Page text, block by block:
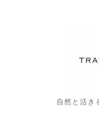
自然と活